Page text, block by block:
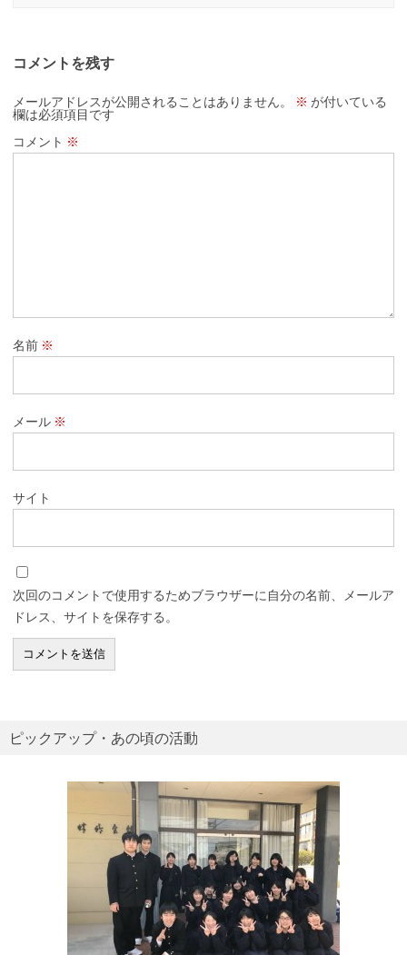
コメントを残す
メールアドレスが公開されることはありません。 ※ が付いている
欄は必須項目です
コメント ※
名前 ※
メール ※
サイト
次回のコメントで使用するためブラウザーに自分の名前、メールア
ドレス、サイトを保存する。
ピックアップ・あの頃の活動